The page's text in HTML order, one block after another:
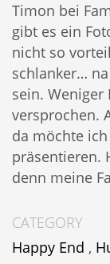
Timon bei
gibt es ein
nicht so
schlanker…
sein. Weniger
versprochen.
da möchte
präsentieren.
denn meine
CATEGORY
Happy End ,